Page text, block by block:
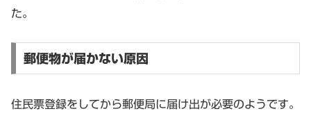
た。
郵便物が届かない原因
住民票登録をしてから郵便局に届け出が必要のようです。